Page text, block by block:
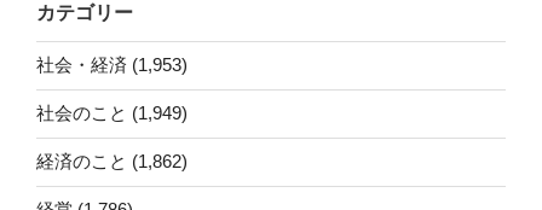
カテゴリー
社会・経済 (1,953)
社会のこと (1,949)
経済のこと (1,862)